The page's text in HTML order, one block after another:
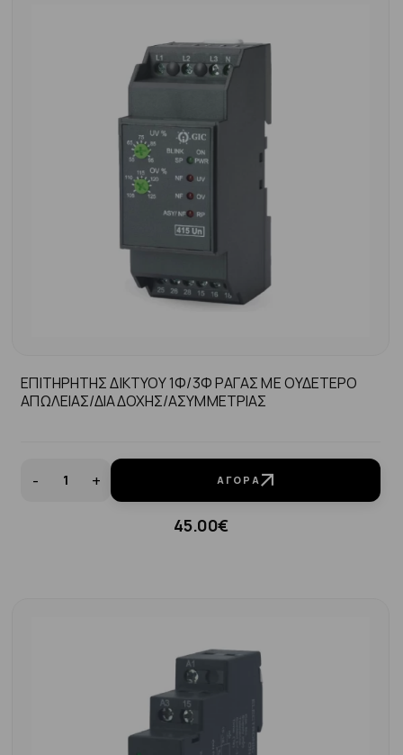
ΕΠΙΤΗΡΗΤΗΣ ΔΙΚΤΥΟΥ 1Φ/3Φ ΡΑΓΑΣ ΜΕ ΟΥΔΕΤΕΡΟ
ΑΠΩΛΕΙΑΣ/ΔΙΑΔΟΧΗΣ/ΑΣΥΜΜΕΤΡΙΑΣ
- + ΑΓΟΡΆ
45.00€